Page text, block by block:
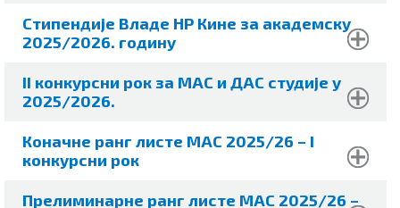
Стипендије Владе НР Кине за академску
2025/2026. годину
II конкурсни рок за МАС и ДАС студије у
2025/2026.
Коначне ранг листе МАС 2025/26 – I
конкурсни рок
Прелиминарне ранг листе МАС 2025/26 –